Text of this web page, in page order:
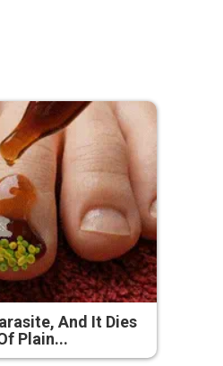
And It Dies
Plain...